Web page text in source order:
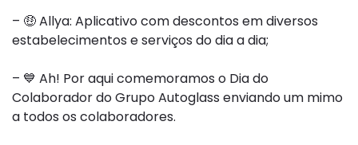
– 🤑Allya: Aplicativo com descontos em diversos
estabelecimentos e serviços do dia a dia;
– 💙 Ah! Por aqui comemoramos o Dia do
Colaborador do GrupoAutoglass enviando um mimo
a todos os colaboradores.